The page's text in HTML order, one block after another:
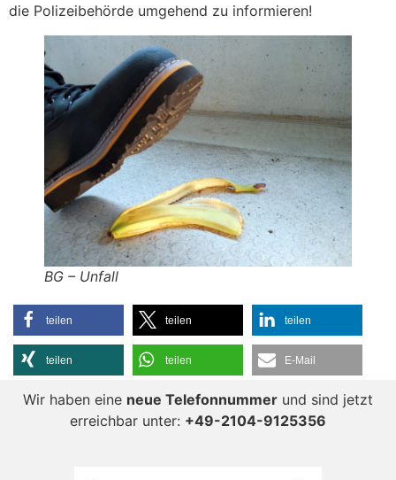
die Polizeibehörde umgehend zu informieren!
BG – Unfall
teilen teilen teilen
teilen teilen E-Mail
Wir haben eine neue Telefonnummer und sind jetzt
erreichbar unter: +49-2104-9125356